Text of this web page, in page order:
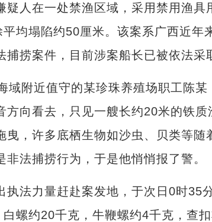
疑人在一处禁渔区域，采用禁用渔具
均塌陷约50厘米。该案系广西近年
捞案件，目前涉案船长已被依法采
附近值守的某珍珠养殖场职工陈某
方向看去，只见一艘长约20米的铁质
曳，许多底栖生物如沙虫、贝类等随
法捕捞行为，于是他悄悄报了警。
法力量赶赴案发地，于次日0时35
螺约20千克，牛鞭螺约4千克，查